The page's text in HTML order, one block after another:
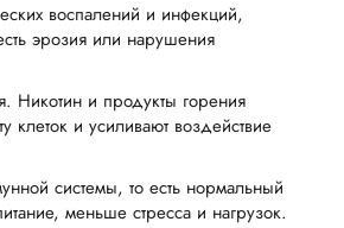
воспалений и инфекций,
эрозия или нарушения
Никотин и продукты горения
клеток и усиливают воздействие
системы, то есть нормальный
меньше стресса и нагрузок.